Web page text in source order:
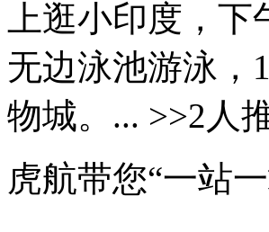
上逛小印度，
无边泳池游泳，
物城。... >>2人
虎航带您“一站